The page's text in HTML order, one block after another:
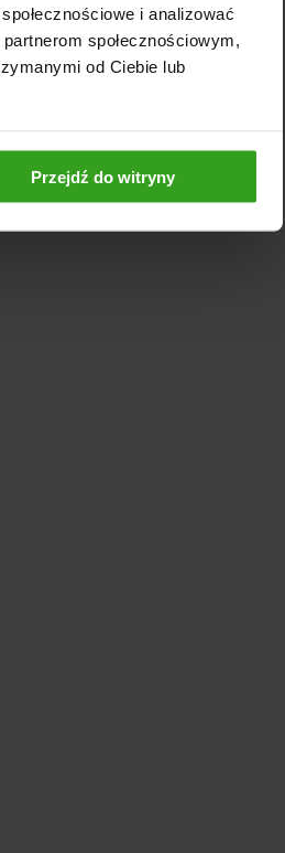
i analizować
społecznościowym,
od Ciebie lub
Przejdź do witryny